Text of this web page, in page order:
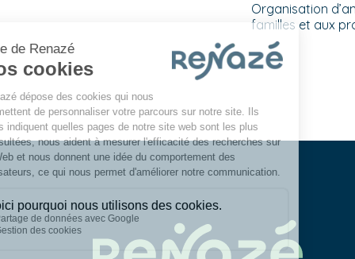
Organisation
familles et aux